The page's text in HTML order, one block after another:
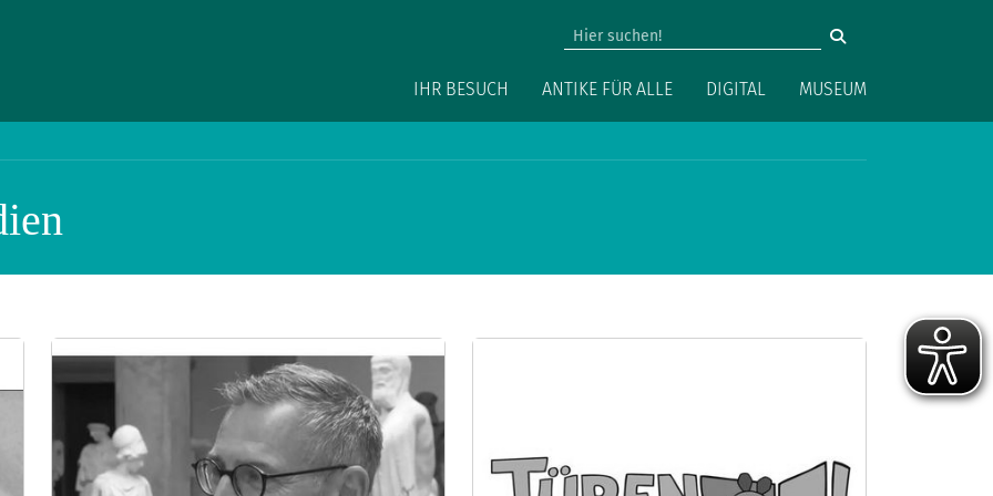
Main navigation
IHR BESUCH ANTIKE FÜR ALLE DIGITAL MUSEUM